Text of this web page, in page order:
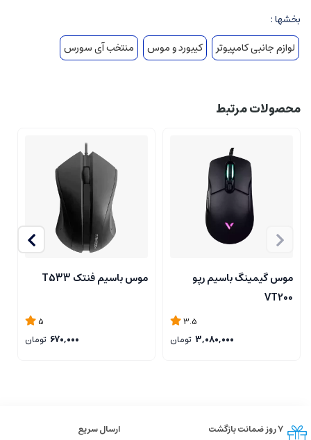
بخشها :
لوازم جانبی کامپیوتر
کیبورد و موس منتخب آی سورس
محصولات مرتبط
موس گیمینگ باسیم رپو
VT200
3.5
3,080,000 تومان
موس باسیم فنتک T533
5
670,000 تومان
۷ روز ضمانت بازگشت
ارسال سریع